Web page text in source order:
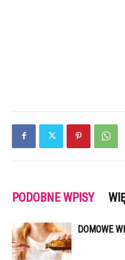
PODOBNE WPISY
DOMOWE